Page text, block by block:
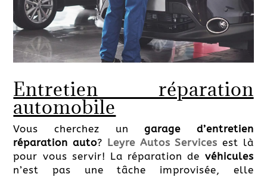
Entretien réparation
automobile
Vous cherchez ungarage d’entretien
réparation auto? Leyre Autos Services est là
pour vous servir! La réparation de véhicules
n’est pas une tâche improvisée, elle